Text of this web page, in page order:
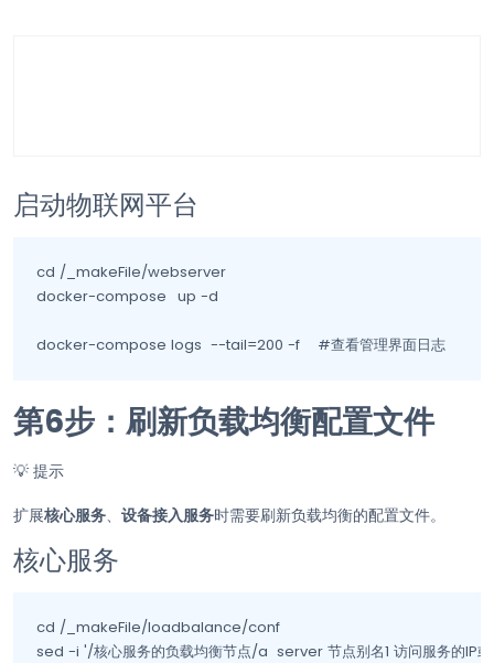
启动物联网平台
cd /_makeFile/webserver
docker-compose	up -d
docker-compose logs  --tail=200 -f    #查看管理界面日志
第6步：刷新负载均衡配置文件
💡 提示
扩展核心服务 设备接入服务时需要刷新负载均衡的配置文件。
核心服务
cd /_makeFile/loadbalance/conf
sed -i '/核心服务的负载均衡节点/a  server 节点别名1 访问服务